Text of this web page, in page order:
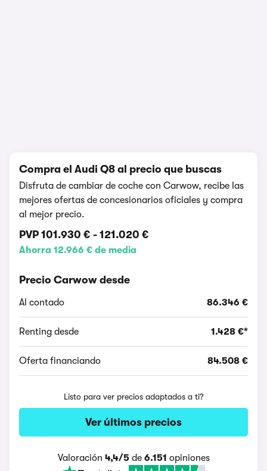
Compra el Audi Q8 al precio que buscas
Disfruta de cambiar de coche con Carwow, recibe las
mejores ofertas de concesionarios oficiales y compra
al mejor precio.
PVP 101.930 € - 121.020 €
Ahorra 12.966 € de media
Precio Carwow desde
Al contado 86.346 €
Renting desde 1.428 €*
Oferta financiando 84.508 €
Listo para ver precios adaptados a ti?
Ver últimos precios
Valoración 4,4/5de 6.151 opiniones